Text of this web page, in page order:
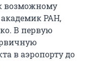
возможному
академик РАН,
В первую
в аэропорту до